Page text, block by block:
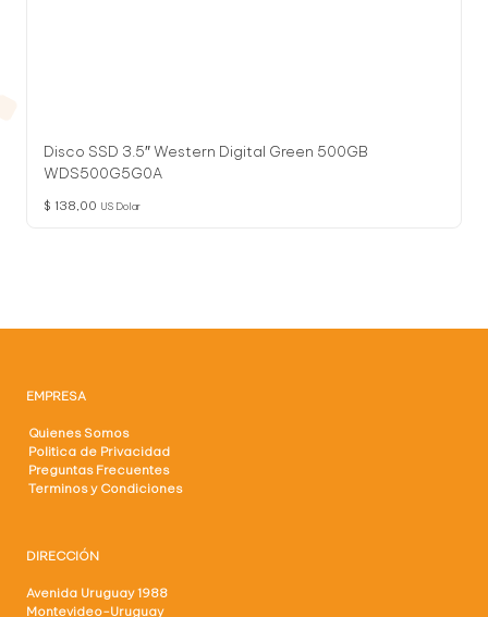
Disco SSD 3.5″ Western Digital Green 500GB
WDS500G5G0A
$ 138,00 US Dolar
EMPRESA
Quienes Somos
Politica de Privacidad
Preguntas Frecuentes
Terminos y Condiciones
DIRECCIÓN
Avenida Uruguay 1988
Montevideo-Uruguay